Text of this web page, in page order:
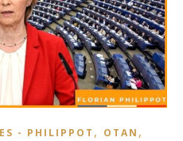
- PHILIPPOT , OTAN ,